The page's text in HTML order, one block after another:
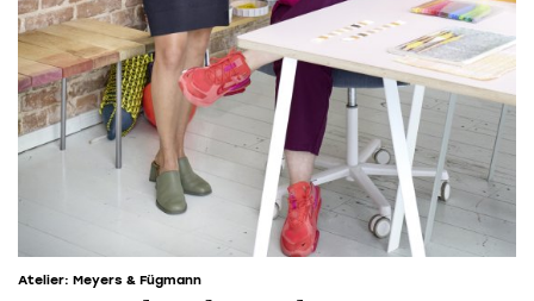
Atelier: Meyers & Fügmann